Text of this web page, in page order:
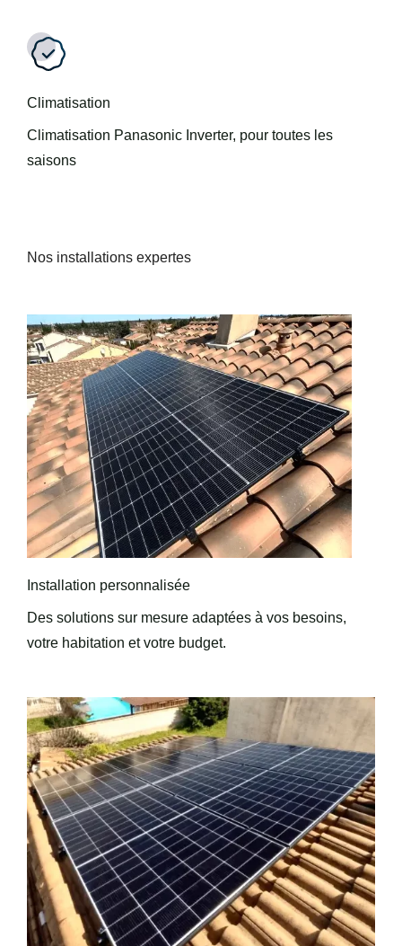
Climatisation
Climatisation Panasonic Inverter, pour toutes les
saisons
Nos installations expertes
Installation personnalisée
Des solutions sur mesure adaptées à vos besoins,
votre habitation et votre budget.